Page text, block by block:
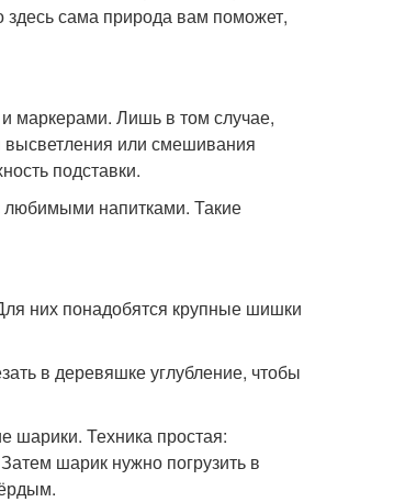
сама природа вам поможет,
маркерами. Лишь в том случае,
высветления или смешивания
подставки.
любимыми напитками. Такие
них понадобятся крупные шишки
в деревяшке углубление, чтобы
шарики. Техника простая:
шарик нужно погрузить в